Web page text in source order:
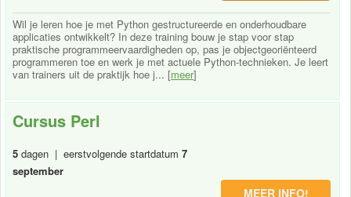
Wil je leren hoe je met Python gestructureerde en onderhoudbare
applicaties ontwikkelt? In deze training bouw je stap voor stap
praktische programmeervaardigheden op, pas je objectgeoriënteerd
programmeren toe en werk je met actuele Python-technieken. Je leert
van trainers uit de praktijk hoe j... [meer]
Cursus Perl
5 dagen | eerstvolgende startdatum 7
september
MEER INFO!